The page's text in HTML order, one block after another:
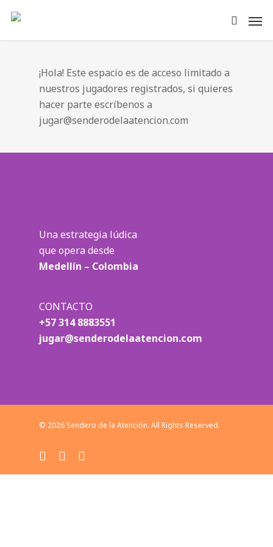
¡Hola! Este espacio es de acceso limitado a
nuestros jugadores registrados, si quieres
hacer parte escríbenos a
jugar@senderodelaatencion.com
Una estrategia lúdica
que opera desde
Medellín – Colombia
CONTACTO
+57 314 8883551
jugar@senderodelaatencion.com
© 2026 Sendero de la Atención. All Rights Reserved.